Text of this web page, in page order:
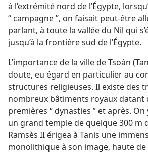
à l’extrémité nord de l’Égypte,
“ campagne ”, on faisait peut-être
parlant, à toute la vallée du Nil qui
jusqu’à la frontière sud de l’Égypte.
L’importance de la ville de Tsoân
doute, eu égard en particulier au
structures religieuses. Il existe des
nombreux bâtiments royaux datant
premières “ dynasties ” et après.
un grand temple de quelque 300 m
Ramsès II érigea à Tanis une
monolithique à son image, haute